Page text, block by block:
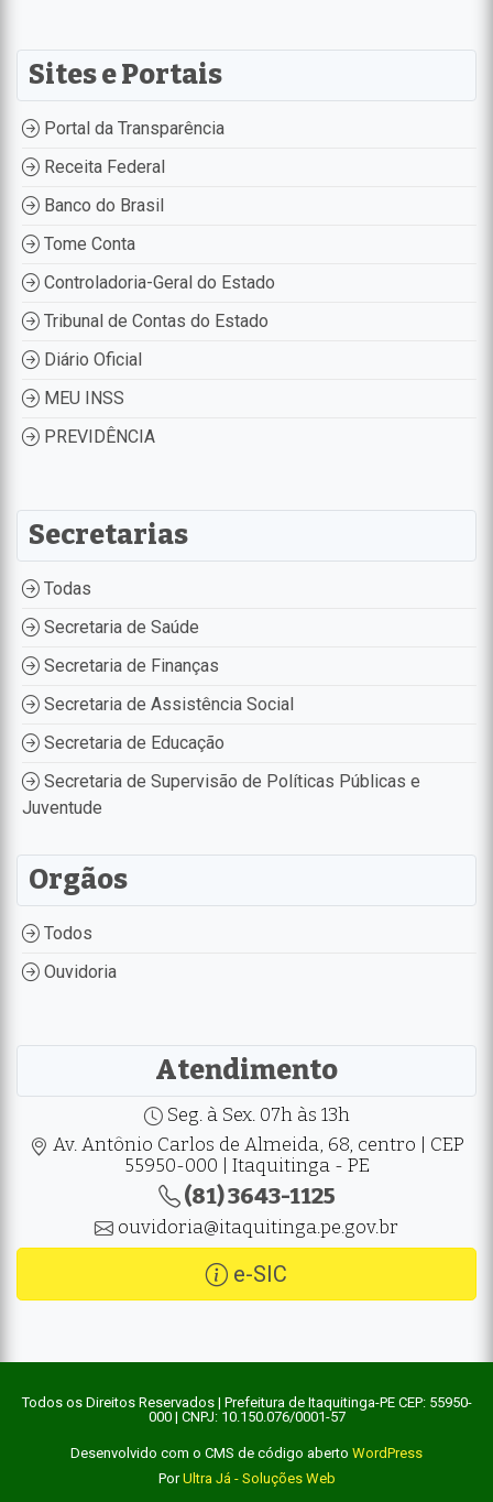
Sites e Portais
Portal da Transparência
Receita Federal
Banco do Brasil
Tome Conta
Controladoria-Geral do Estado
Tribunal de Contas do Estado
Diário Oficial
MEU INSS
PREVIDÊNCIA
Secretarias
Todas
Secretaria de Saúde
Secretaria de Finanças
Secretaria de Assistência Social
Secretaria de Educação
Secretaria de Supervisão de Políticas Públicas e
Juventude
Orgãos
Todos
Ouvidoria
Atendimento
Seg. à Sex. 07h às 13h
Av. Antônio Carlos de Almeida, 68, centro | CEP
55950-000 | Itaquitinga - PE
(81) 3643-1125
ouvidoria@itaquitinga.pe.gov.br
e-SIC
Todos os Direitos Reservados | Prefeitura de Itaquitinga-PE CEP: 55950-
000 | CNPJ: 10.150.076/0001-57
Desenvolvido com o CMS de código aberto WordPress
PorUltra Já - Soluções Web